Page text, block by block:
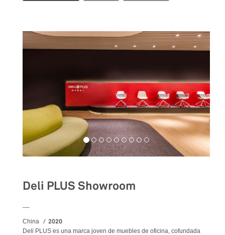
Deli PLUS Showroom
China 2020
Deli PLUS es una marca joven de muebles de oficina, cofundada